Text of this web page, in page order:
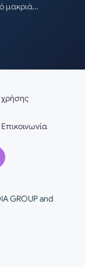
μακριά…
GROUP and
Επικοινωνία